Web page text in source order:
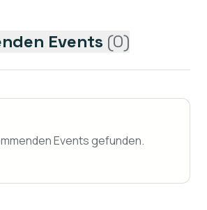
Events (0)
Events gefunden.